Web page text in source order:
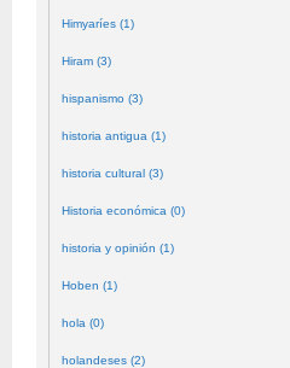
Himyaríes (1)
Hiram (3)
hispanismo (3)
historia antigua (1)
historia cultural (3)
Historia económica (0)
historia y opinión (1)
Hoben (1)
hola (0)
holandeses (2)